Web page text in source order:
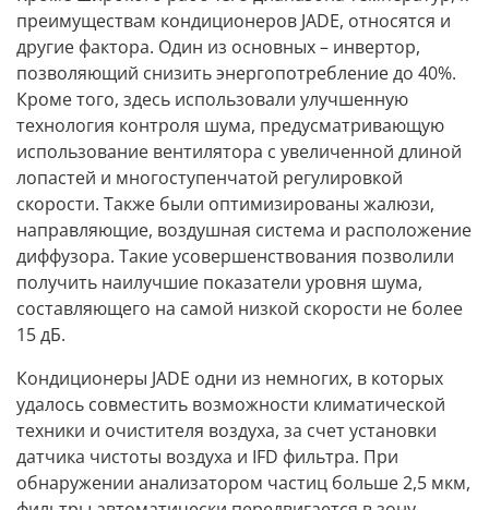
преимуществам кондиционеров JADE, относятся и
другие фактора. Один из основных – инвертор,
позволяющий снизить энергопотребление до 40%.
Кроме того, здесь использовали улучшенную
технология контроля шума, предусматривающую
использование вентилятора с увеличенной длиной
лопастей и многоступенчатой регулировкой
скорости. Также были оптимизированы жалюзи,
направляющие, воздушная система и расположение
диффузора. Такие усовершенствования позволили
получить наилучшие показатели уровня шума,
составляющего на самой низкой скорости не более
15 дБ.
Кондиционеры JADE одни из немногих, в которых
удалось совместить возможности климатической
техники и очистителя воздуха, за счет установки
датчика чистоты воздуха и IFD фильтра. При
обнаружении анализатором частиц больше 2,5 мкм,